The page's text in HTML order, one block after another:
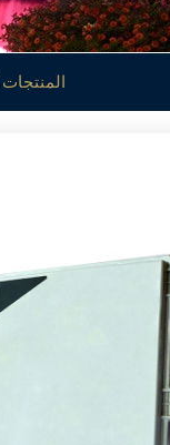
المنتجات